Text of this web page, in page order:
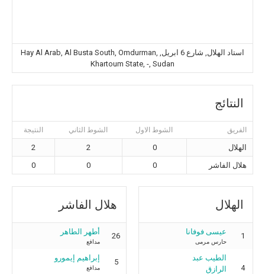
استاد الهلال, شارع 6 ابريل, Hay Al Arab, Al Busta South, Omdurman,
Khartoum State, -, Sudan
النتائج
الفريق الشوط الاول الشوط الثاني النتيجة
الهلال 0
2
2
هلال الفاشر
0
0
0
الهلال
1 عيسى فوفانا
حارس مرمى
4
الطيب عبد
الرازق
هلال الفاشر
26 أطهر الطاهر
مدافع
5 إبراهيم إيمورو
مدافع